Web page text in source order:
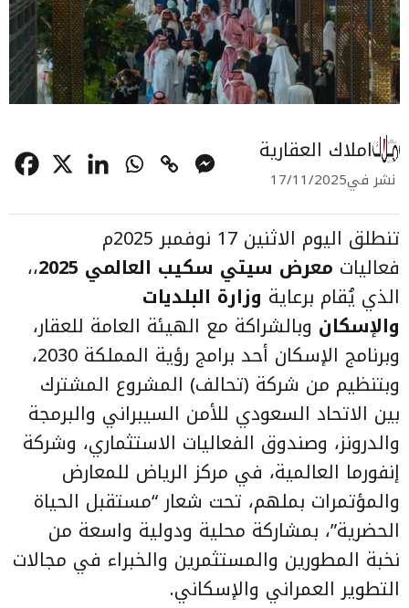
املاك العقارية
نشر في17/11/2025
تنطلق اليوم الاثنين 17 نوفمبر 2025م
فعاليات معرض سيتي سكيب العالمي 2025
،،
الذي يُقام برعاية وزارة البلديات
والإسكان وبالشراكة مع الهيئة العامة للعقار،
وبرنامج الإسكان أحد برامج رؤية المملكة 2030،
وبتنظيم من شركة (تحالف) المشروع المشترك
بين الاتحاد السعودي للأمن السيبراني والبرمجة
والدرونز، وصندوق الفعاليات الاستثماري، وشركة
إنفورما العالمية، في مركز الرياض للمعارض
والمؤتمرات بملهم، تحت شعار “مستقبل الحياة
الحضرية”، بمشاركة محلية ودولية واسعة من
نخبة المطورين والمستثمرين والخبراء في مجالات
التطوير العمراني والإسكاني.